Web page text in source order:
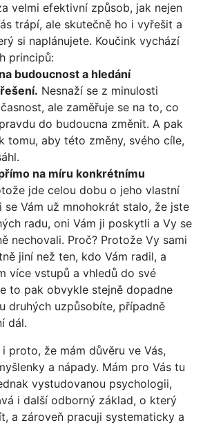
velmi efektivní způsob, jak nejen
trápí, ale skutečně ho i vyřešit a
si naplánujete. Koučink vychází
principů:
budoucnost a hledání
Nesnaží se z minulosti
ale zaměřuje se na to, co
do budoucna změnit. A pak
tomu, aby této změny, svého cíle,
na míru konkrétnímu
jde celou dobu o jeho vlastní
se Vám už mnohokrát stalo, že jste
radu, oni Vám ji poskytli a Vy se
nechovali. Proč? Protože Vy sami
jiní než ten, kdo Vám radil, a
více vstupů a vhledů do své
to pak obvykle stejně dopadne
druhých uzpůsobíte, případně
dál.
proto, že mám důvěru ve Vás,
a nápady. Mám pro Vás tu
vystudovanou psychologii,
i další odborný základ, o který
a zároveň pracuji systematicky a